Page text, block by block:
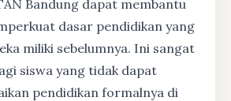
Bandung dapat membantu
dasar pendidikan yang
miliki sebelumnya. Ini sangat
siswa yang tidak dapat
pendidikan formalnya di